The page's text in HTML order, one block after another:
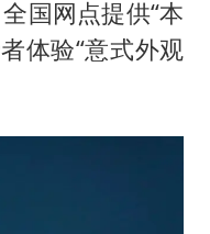
国网点提供“本
体验“意式外观